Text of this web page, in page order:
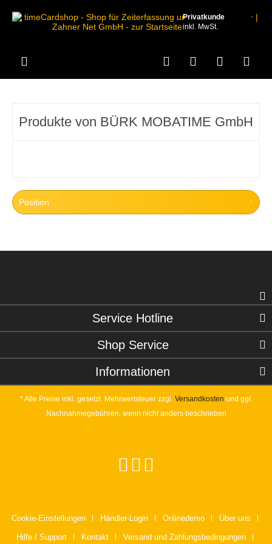
Privatkunde
inkl. MwSt.
Produkte von BÜRK MOBATIME GmbH
Service Hotline
Shop Service
Informationen
* Alle Preise inkl. gesetzl. Mehrwertsteuer zzgl. Versandkosten und ggf.
Nachnahmegebühren, wenn nicht anders beschrieben
Cookie-Einstellungen Händler-Login Onlinedemo Über uns
Hilfe / Support Kontakt Versand und Zahlungsbedingungen